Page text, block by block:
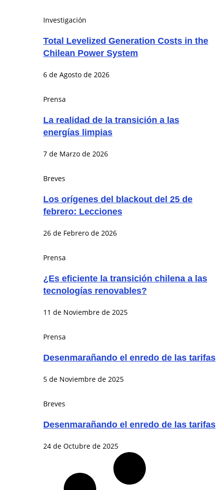
Investigación
Total Levelized Generation Costs in the
Chilean Power System
6 de Agosto de 2026
Prensa
La realidad de la transición a las
energías limpias
7 de Marzo de 2026
Breves
Los orígenes del blackout del 25 de
febrero: Lecciones
26 de Febrero de 2026
Prensa
¿Es eficiente la transición chilena a las
tecnologías renovables?
11 de Noviembre de 2025
Prensa
Desenmarañando el enredo de las tarifas
5 de Noviembre de 2025
Breves
Desenmarañando el enredo de las tarifas
24 de Octubre de 2025